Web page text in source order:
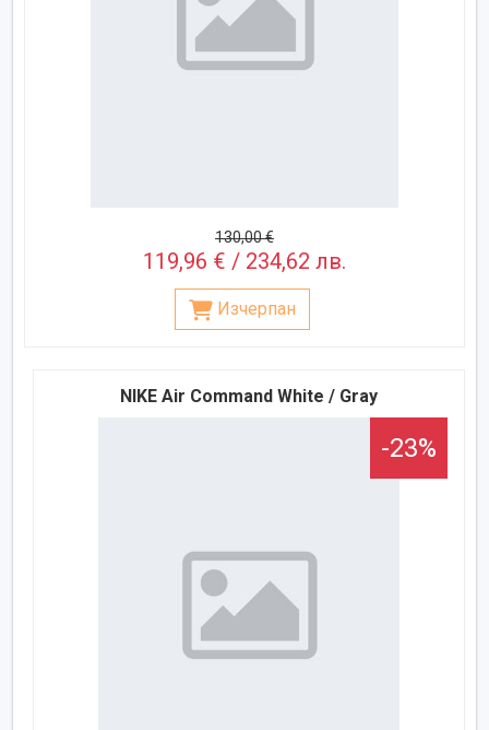
130,00 €
119,96 € / 234,62 лв.
Изчерпан
NIKE Air Command White / Gray
-23%